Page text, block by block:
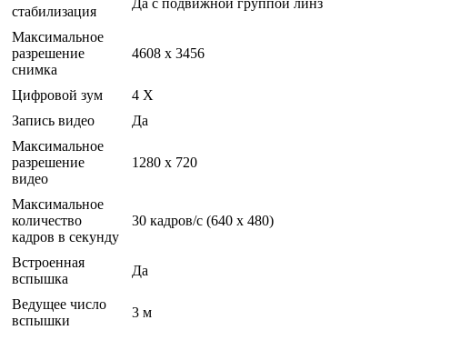
стабилизация
Да с подвижной группой линз
Максимальное
разрешение
снимка
4608 x 3456
Цифровой зум
4 Х
Запись видео
Да
Максимальное
разрешение
видео
1280 x 720
Максимальное
количество
кадров в секунду
30 кадров/с (640 x 480)
Встроенная
вспышка
Да
Ведущее число
вспышки
3 м